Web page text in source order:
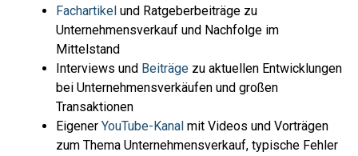
Fachartikel und Ratgeberbeiträge zu
Unternehmensverkauf und Nachfolge im
Mittelstand
Interviews und Beiträge zu aktuellen Entwicklungen
bei Unternehmensverkäufen und großen
Transaktionen
Eigener YouTube-Kanal mit Videos und Vorträgen
zum Thema Unternehmensverkauf, typische Fehler